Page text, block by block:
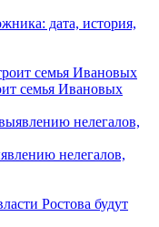
дата, история,
семья Ивановых
нелегалов,